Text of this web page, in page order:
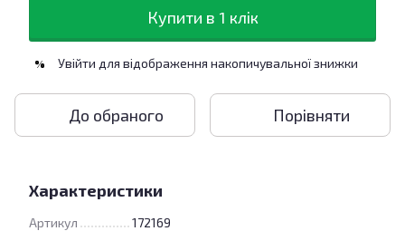
Купити в 1 клік
% Увійти для відображення накопичувальної знижки
До обраного Порівняти
Характеристики
Артикул 172169